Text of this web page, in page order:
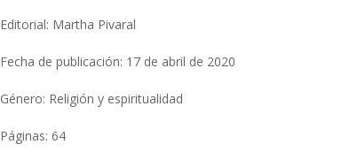
Editorial: Martha Pivaral
Fecha de publicación: 17 de abril de 2020
Género: Religión y espiritualidad
Páginas: 64